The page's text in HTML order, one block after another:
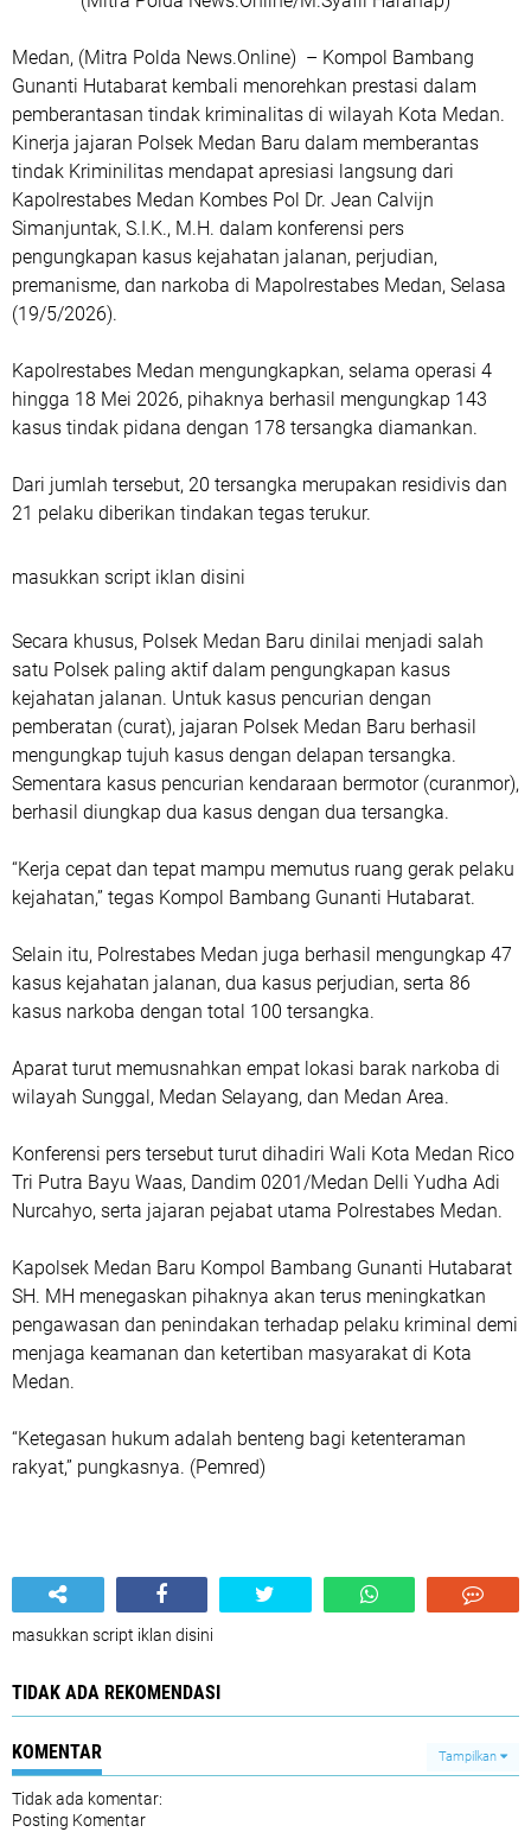
Medan, (Mitra Polda News.Online) – Kompol Bambang
Gunanti Hutabarat kembali menorehkan prestasi dalam
pemberantasan tindak kriminalitas di wilayah Kota Medan.
Kinerja jajaran Polsek Medan Baru dalam memberantas
tindak Kriminilitas mendapat apresiasi langsung dari
Kapolrestabes Medan Kombes Pol Dr. Jean Calvijn
Simanjuntak, S.I.K., M.H. dalam konferensi pers
pengungkapan kasus kejahatan jalanan, perjudian,
premanisme, dan narkoba di Mapolrestabes Medan, Selasa
(19/5/2026).
Kapolrestabes Medan mengungkapkan, selama operasi 4
hingga 18 Mei 2026, pihaknya berhasil mengungkap 143
kasus tindak pidana dengan 178 tersangka diamankan.
Dari jumlah tersebut, 20 tersangka merupakan residivis dan
21 pelaku diberikan tindakan tegas terukur.
masukkan script iklan disini
Secara khusus, Polsek Medan Baru dinilai menjadi salah
satu Polsek paling aktif dalam pengungkapan kasus
kejahatan jalanan. Untuk kasus pencurian dengan
pemberatan (curat), jajaran Polsek Medan Baru berhasil
mengungkap tujuh kasus dengan delapan tersangka.
Sementara kasus pencurian kendaraan bermotor (curanmor),
berhasil diungkap dua kasus dengan dua tersangka.
“Kerja cepat dan tepat mampu memutus ruang gerak pelaku
kejahatan,” tegas Kompol Bambang Gunanti Hutabarat.
Selain itu, Polrestabes Medan juga berhasil mengungkap 47
kasus kejahatan jalanan, dua kasus perjudian, serta 86
kasus narkoba dengan total 100 tersangka.
Aparat turut memusnahkan empat lokasi barak narkoba di
wilayah Sunggal, Medan Selayang, dan Medan Area.
Konferensi pers tersebut turut dihadiri Wali Kota Medan Rico
Tri Putra Bayu Waas, Dandim 0201/Medan Delli Yudha Adi
Nurcahyo, serta jajaran pejabat utama Polrestabes Medan.
Kapolsek Medan Baru Kompol Bambang Gunanti Hutabarat
SH. MH menegaskan pihaknya akan terus meningkatkan
pengawasan dan penindakan terhadap pelaku kriminal demi
menjaga keamanan dan ketertiban masyarakat di Kota
Medan.
“Ketegasan hukum adalah benteng bagi ketenteraman
rakyat,” pungkasnya. (Pemred)
masukkan script iklan disini
TIDAK ADA REKOMENDASI
KOMENTAR Tampilkan
Tidak ada komentar:
Posting Komentar